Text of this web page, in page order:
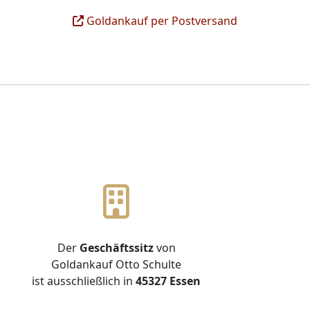
Goldankauf per Postversand
Der Geschäftssitzvon
Goldankauf Otto Schulte
ist ausschließlich in 45327 Essen